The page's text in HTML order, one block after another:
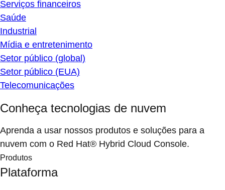
Serviços financeiros
Saúde
Industrial
Mídia e entretenimento
Setor público (global)
Setor público (EUA)
Telecomunicações
Conheça tecnologias de nuvem
Aprenda a usar nossos produtos e soluções para a
nuvem com o Red Hat® Hybrid Cloud Console.
Produtos
Plataforma